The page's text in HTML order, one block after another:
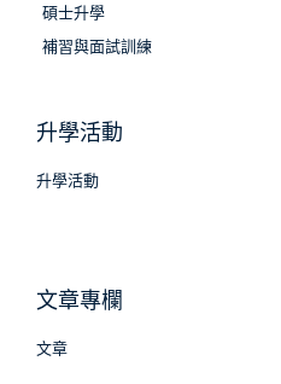
碩士升學
補習與面試訓練
升學活動
升學活動
文章專欄
文章